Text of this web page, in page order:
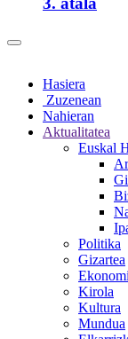
Hasiera
Zuzenean
Nahieran
Aktualitatea
Euskal
Politika
Gizartea
Kirola
Kultura
Mundua